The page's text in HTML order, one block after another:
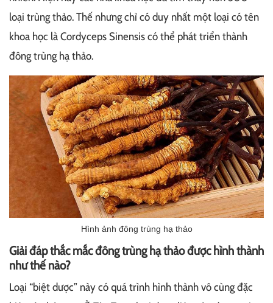
loại trùng thảo. Thế nhưng chỉ có duy nhất một loại có tên
khoa học là Cordyceps Sinensis có thể phát triển thành
đông trùng hạ thảo.
Hình ảnh đông trùng hạ thảo
Giải đáp thắc mắc đông trùng hạ thảo được hình thành
như thế nào?
Loại “biệt dược” này có quá trình hình thành vô cùng đặc